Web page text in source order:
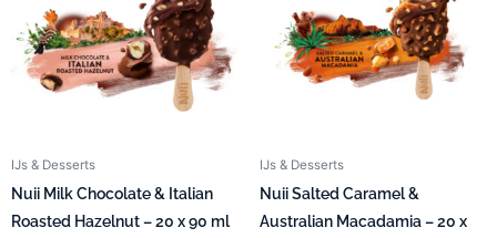
IJs & Desserts
Nuii Milk Chocolate & Italian
Roasted Hazelnut – 20 x 90 ml
IJs & Desserts
Nuii Salted Caramel &
Australian Macadamia – 20 x